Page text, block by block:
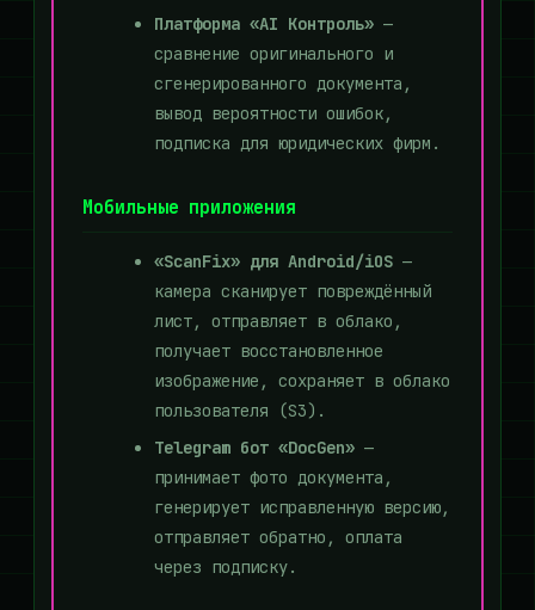
Платформа «AI Контроль» —
сравнение оригинального и
сгенерированного документа,
вывод вероятности ошибок,
подписка для юридических фирм.
Мобильные приложения
«ScanFix» для Android/iOS —
камера сканирует повреждённый
лист, отправляет в облако,
получает восстановленное
изображение, сохраняет в облако
пользователя (S3).
Telegram бот «DocGen» —
принимает фото документа,
генерирует исправленную версию,
отправляет обратно, оплата
через подписку.